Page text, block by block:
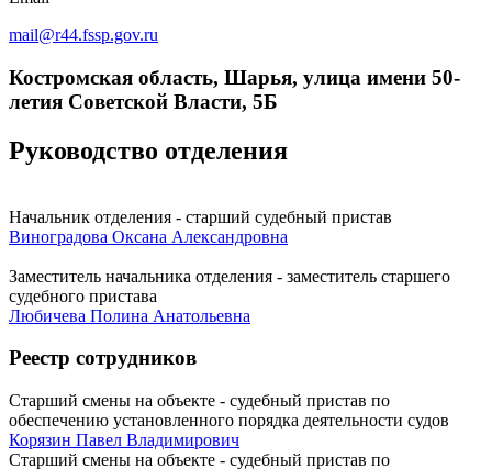
mail@r44.fssp.gov.ru
Костромская область, Шарья, улица имени 50-
летия Советской Власти, 5Б
Руководство отделения
Начальник отделения - старший судебный пристав
Виноградова Оксана Александровна
Заместитель начальника отделения - заместитель старшего
судебного пристава
Любичева Полина Анатольевна
Реестр сотрудников
Старший смены на объекте - судебный пристав по
обеспечению установленного порядка деятельности судов
Корязин Павел Владимирович
Старший смены на объекте - судебный пристав по